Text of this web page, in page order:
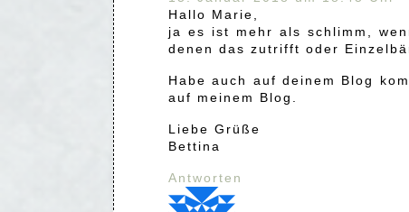
Hallo Marie,
ja es ist mehr als schlimm,
denen das zutrifft oder
Habe auch auf deinem Blog
auf meinem Blog.
Liebe Grüße
Bettina
Antworten